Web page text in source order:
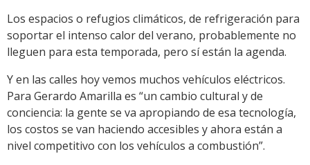
Los espacios o refugios climáticos, de refrigeración para
soportar el intenso calor del verano, probablemente no
lleguen para esta temporada, pero sí están la agenda.
Y en las calles hoy vemos muchos vehículos eléctricos.
Para Gerardo Amarilla es “un cambio cultural y de
conciencia: la gente se va apropiando de esa tecnología,
los costos se van haciendo accesibles y ahora están a
nivel competitivo con los vehículos a combustión”.